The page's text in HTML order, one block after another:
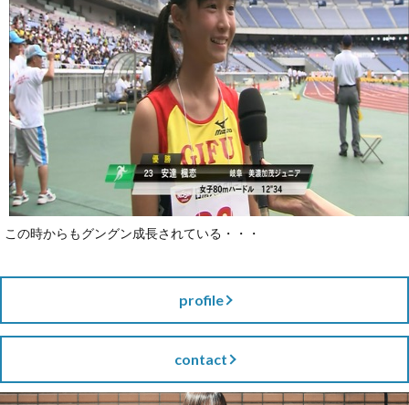
この時からもグングン成長されている・・・
profile
contact